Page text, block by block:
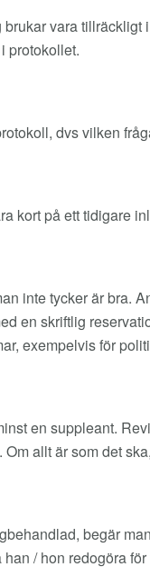
vara
protokollet.
dvs vilken
kort på ett tidigare
inte tycker är bra.
en skriftlig
exempelvis för
en suppleant.
allt är som det
begär
/ hon redogöra